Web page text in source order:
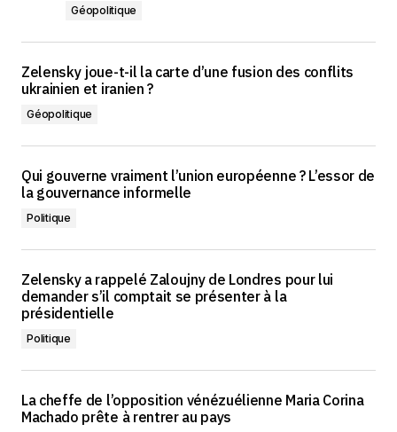
Géopolitique
Zelensky joue-t-il la carte d’une fusion des conflits
ukrainien et iranien ?
Géopolitique
Qui gouverne vraiment l’union européenne ? L’essor de
la gouvernance informelle
Politique
Zelensky a rappelé Zaloujny de Londres pour lui
demander s’il comptait se présenter à la
présidentielle
Politique
La cheffe de l’opposition vénézuélienne Maria Corina
Machado prête à rentrer au pays